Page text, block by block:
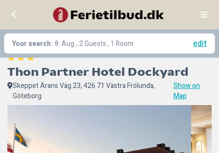
Your search: 8. Aug , 2 Guests , 1 Room edit
Thon Partner Hotel Dockyard
Skeppet Ärans Väg 23, 426 71 Västra Frölunda,
Göteborg
Show on
Map